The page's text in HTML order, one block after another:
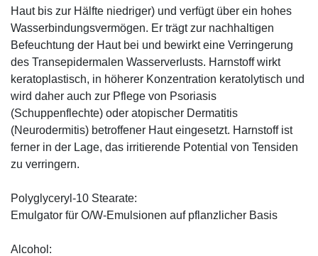
Haut bis zur Hälfte niedriger) und verfügt über ein hohes
Wasserbindungsvermögen. Er trägt zur nachhaltigen
Befeuchtung der Haut bei und bewirkt eine Verringerung
des Transepidermalen Wasserverlusts. Harnstoff wirkt
keratoplastisch, in höherer Konzentration keratolytisch und
wird daher auch zur Pflege von Psoriasis
(Schuppenflechte) oder atopischer Dermatitis
(Neurodermitis) betroffener Haut eingesetzt. Harnstoff ist
ferner in der Lage, das irritierende Potential von Tensiden
zu verringern.
Polyglyceryl-10 Stearate:
Emulgator für O/W-Emulsionen auf pflanzlicher Basis
Alcohol: